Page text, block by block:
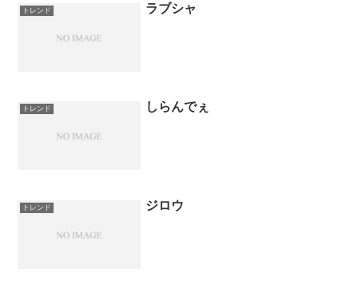
トレンド ラブシャ
トレンド しらんでぇ
トレンド ジロウ